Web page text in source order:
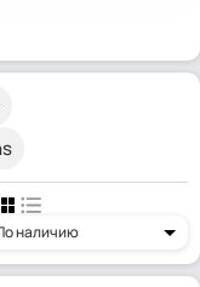
наличию